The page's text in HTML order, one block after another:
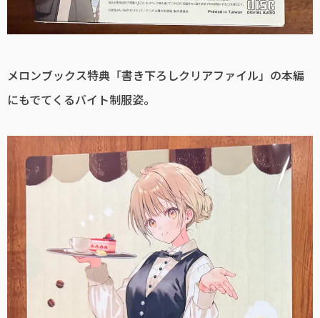
メロンブックス特典「書き下ろしクリアファイル」の本編
にもでてくるバイト制服姿。